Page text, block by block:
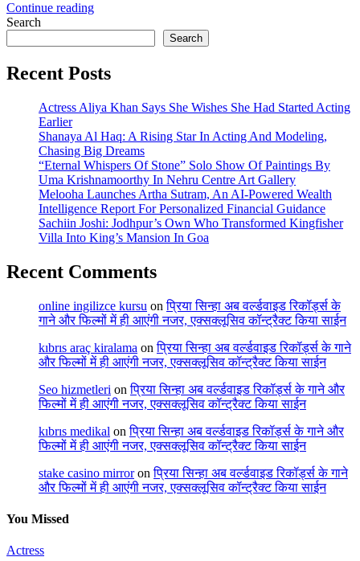
Continue reading
Search
Search
Recent Posts
Actress Aliya Khan Says She Wishes She Had Started Acting
Earlier
Shanaya Al Haq: A Rising Star In Acting And Modeling,
Chasing Big Dreams
“Eternal Whispers Of Stone” Solo Show Of Paintings By
Uma Krishnamoorthy In Nehru Centre Art Gallery
Melooha Launches Artha Sutram, An AI-Powered Wealth
Intelligence Report For Personalized Financial Guidance
Sachiin Joshi: Jodhpur’s Own Who Transformed Kingfisher
Villa Into King’s Mansion In Goa
Recent Comments
online ingilizce kursu onप्रिया सिन्हा अब वर्ल्डवाइड रिकॉर्ड्स के
गाने और फिल्मों में ही आएंगी नजर, एक्सक्लूसिव कॉन्ट्रैक्ट किया साईन
kıbrıs araç kiralama onप्रिया सिन्हा अब वर्ल्डवाइड रिकॉर्ड्स के गाने
और फिल्मों में ही आएंगी नजर, एक्सक्लूसिव कॉन्ट्रैक्ट किया साईन
Seo hizmetleri onप्रिया सिन्हा अब वर्ल्डवाइड रिकॉर्ड्स के गाने और
फिल्मों में ही आएंगी नजर, एक्सक्लूसिव कॉन्ट्रैक्ट किया साईन
kıbrıs medikal onप्रिया सिन्हा अब वर्ल्डवाइड रिकॉर्ड्स के गाने और
फिल्मों में ही आएंगी नजर, एक्सक्लूसिव कॉन्ट्रैक्ट किया साईन
stake casino mirroronप्रिया सिन्हा अब वर्ल्डवाइड रिकॉर्ड्स के गाने
और फिल्मों में ही आएंगी नजर, एक्सक्लूसिव कॉन्ट्रैक्ट किया साईन
You Missed
Actress